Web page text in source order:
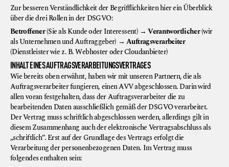
Zur besseren Verständlichkeit der Begrifflichkeiten hier ein Überblick
über die drei Rollen in der DSGVO:
Betroffener(Sie als Kunde oder Interessent) →Verantwortlicher(wir
als Unternehmen und Auftraggeber) →Auftragsverarbeiter
(Dienstleister wie z. B. Webhoster oder Cloudanbieter)
INHALT EINES AUFTRAGSVERARBEITUNGSVERTRAGES
Wie bereits oben erwähnt, haben wir mit unseren Partnern, die als
Auftragsverarbeiter fungieren, einen AVV abgeschlossen. Darin wird
allen voran festgehalten, dass der Auftragsverarbeiter die zu
bearbeitenden Daten ausschließlich gemäß der DSGVO verarbeitet.
Der Vertrag muss schriftlich abgeschlossen werden, allerdings gilt in
diesem Zusammenhang auch der elektronische Vertragsabschluss als
„schriftlich“. Erst auf der Grundlage des Vertrags erfolgt die
Verarbeitung der personenbezogenen Daten. Im Vertrag muss
folgendes enthalten sein: